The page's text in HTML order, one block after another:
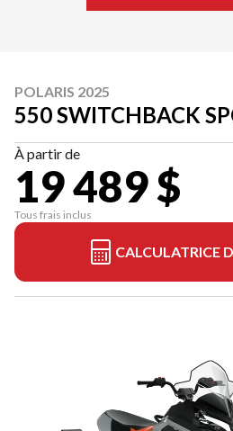
POLARIS 2025
550 SWITCHBACK
À partir de
19 489 $
Tous frais inclus
CALCULATRICE